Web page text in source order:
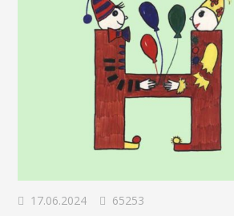
17.06.2024 65253